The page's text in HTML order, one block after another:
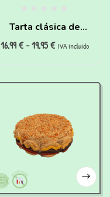
Tarta clásica de
pollo para perros
16,99€ - 19,95€ IVA incluido